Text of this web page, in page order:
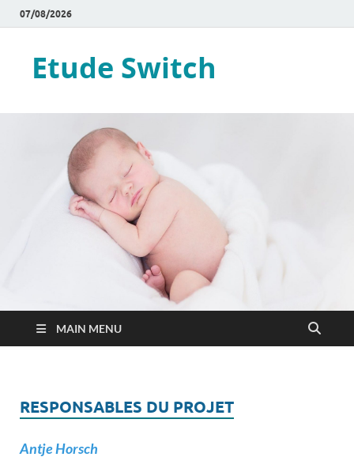
07/08/2026
Etude Switch
MAIN MENU
RESPONSABLES DU PROJET
Antje Horsch